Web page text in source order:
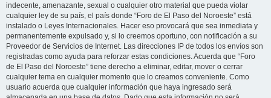
indecente, amenazante, sexual o cualquier otro material que pueda violar
cualquier ley de su país, el país donde “Foro de El Paso del Noroeste” está
instalado o Leyes Internacionales. Hacer eso provocará que sea inmediata y
permanentemente expulsado y, si lo creemos oportuno, con notificación a su
Proveedor de Servicios de Internet. Las direcciones IP de todos los envíos son
registradas como ayuda para reforzar estas condiciones. Acuerda que “Foro
de El Paso del Noroeste” tiene derecho a eliminar, editar, mover o cerrar
cualquier tema en cualquier momento que lo creamos conveniente. Como
usuario acuerda que cualquier información que haya ingresado será